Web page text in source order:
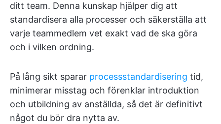
ditt team. Denna kunskap hjälper dig att
standardisera alla processer och säkerställa att
varje teammedlem vet exakt vad de ska göra
och i vilken ordning.
På lång sikt sparar processstandardisering tid,
minimerar misstag och förenklar introduktion
och utbildning av anställda, så det är definitivt
något du bör dra nytta av.